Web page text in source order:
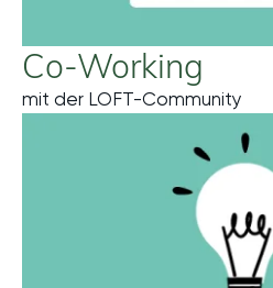
Co-Working
mit der LOFT-Community